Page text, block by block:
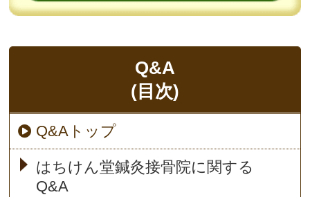
Q&A
(目次)
Q&Aトップ
はちけん堂鍼灸接骨院に関する
Q&A